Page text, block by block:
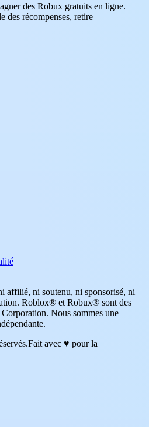
des Robux gratuits en ligne.
des récompenses, retire
affilié, ni soutenu, ni sponsorisé, ni
Roblox® et Robux® sont des
Nous sommes une
Fait avec ♥ pour la